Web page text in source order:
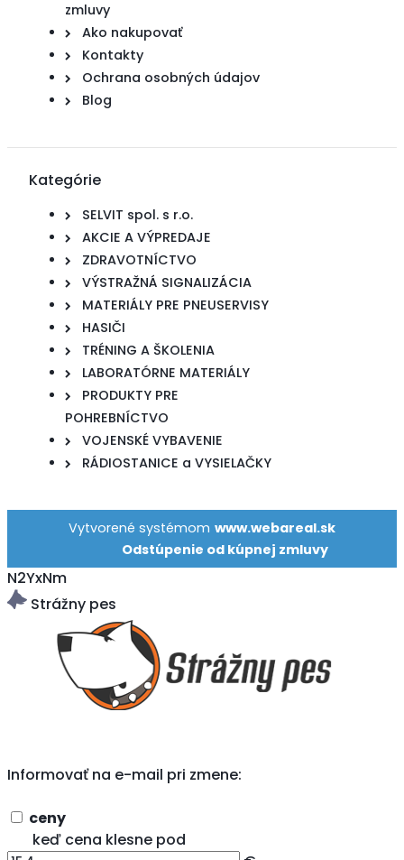
zmluvy
Ako nakupovať
Kontakty
Ochrana osobných údajov
Blog
Kategórie
SELVIT spol. s r.o.
AKCIE A VÝPREDAJE
ZDRAVOTNÍCTVO
VÝSTRAŽNÁ SIGNALIZÁCIA
MATERIÁLY PRE PNEUSERVISY
HASIČI
TRÉNING A ŠKOLENIA
LABORATÓRNE MATERIÁLY
PRODUKTY PRE
POHREBNÍCTVO
VOJENSKÉ VYBAVENIE
RÁDIOSTANICE a VYSIELAČKY
Vytvorené systémom www.webareal.sk
Odstúpenie od kúpnej zmluvy
N2YxNm
Strážny pes
Informovať na e-mail pri zmene:
ceny
keď cena klesne pod